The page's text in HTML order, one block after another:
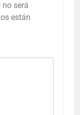
será
están